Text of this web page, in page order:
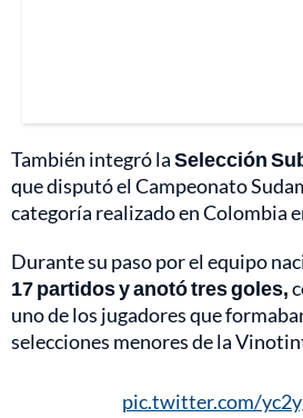
También integró laSelección
que disputó el Campeonato
categoría realizado en Colombia
Durante su paso por el equipo
17 partidos y anotó tres goles,
uno de los jugadores que
selecciones menores de la
pic.twitter.com/